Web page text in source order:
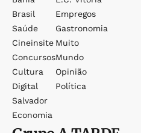
Brasil
Saúde
Cineinsite
Concursos
Cultura
Digital
Salvador
Economia
Empregos
Gastronomia
Muito
Mundo
Opinião
Política